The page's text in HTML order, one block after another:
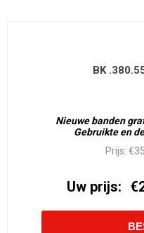
BK
Nieuwe banden
Gebruikte en
Prijs:
Uw prijs: